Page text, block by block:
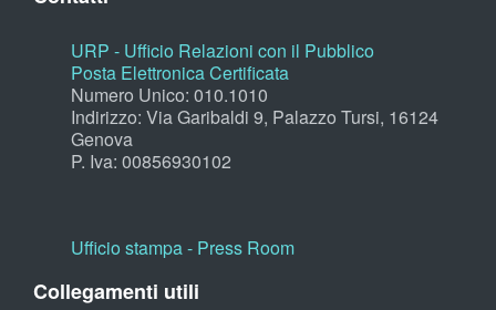
URP - Ufficio Relazioni con il Pubblico
Posta Elettronica Certificata
Numero Unico: 010.1010
Indirizzo: Via Garibaldi 9, Palazzo Tursi, 16124
Genova
P. Iva: 00856930102
Ufficio stampa - Press Room
Collegamenti utili